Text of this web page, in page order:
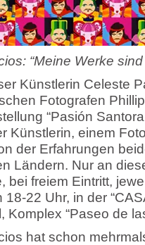
“Meine Werke
Künstlerin Celeste
Fotografen
“Pasión
Künstlerin, einem
der Erfahrungen
Ländern. Nur an
bei freiem Eintritt,
22 Uhr, in der
Komplex “Paseo de
hat schon